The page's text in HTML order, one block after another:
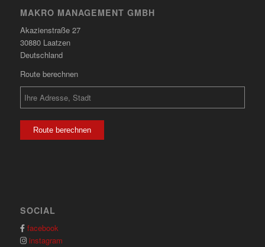
MAKRO MANAGEMENT GMBH
Akazienstraße 27
30880 Laatzen
Deutschland
Route berechnen
Route berechnen
SOCIAL
facebook
instagram